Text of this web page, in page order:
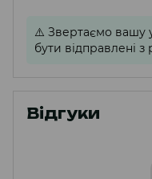
⚠️ Звертаємо вашу
бути відправлені з
Відгуки